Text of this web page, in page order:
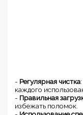
- Регулярная чистка
каждого
- Правильная
избежать поломок.